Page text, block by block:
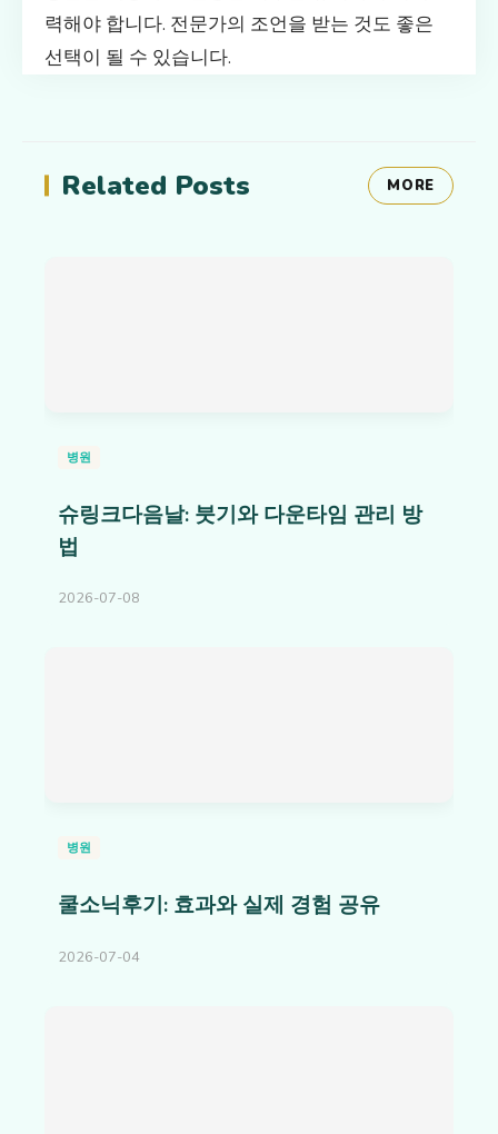
력해야 합니다. 전문가의 조언을 받는 것도 좋은
선택이 될 수 있습니다.
Related Posts MORE
병원
슈링크다음날: 붓기와 다운타임 관리 방
법
2026-07-08
병원
쿨소닉후기: 효과와 실제 경험 공유
2026-07-04